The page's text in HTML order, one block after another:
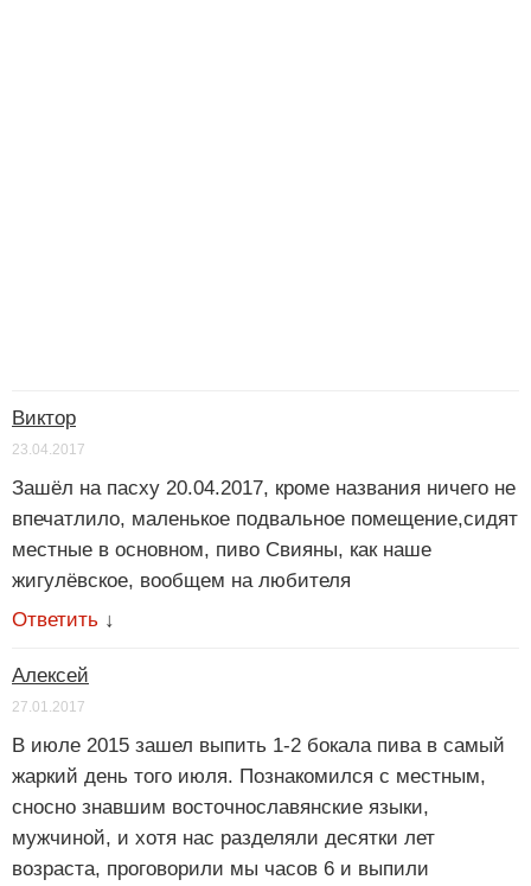
Виктор
23.04.2017
Зашёл на пасху 20.04.2017, кроме названия ничего не
впечатлило, маленькое подвальное помещение,сидят
местные в основном, пиво Свияны, как наше
жигулёвское, вообщем на любителя
Ответить ↓
Алексей
27.01.2017
В июле 2015 зашел выпить 1-2 бокала пива в самый
жаркий день того июля. Познакомился с местным,
сносно знавшим восточнославянские языки,
мужчиной, и хотя нас разделяли десятки лет
возраста, проговорили мы часов 6 и выпили